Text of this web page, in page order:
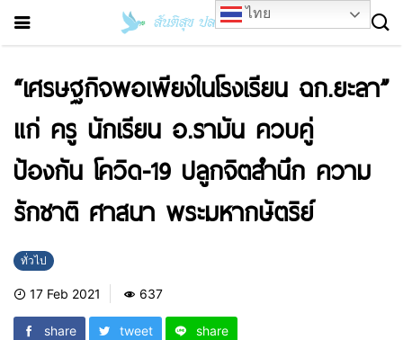
“เศรษฐกิจพอเพียงในโรงเรียน ฉก.ยะลา”
แก่ ครู นักเรียน อ.รามัน ควบคู่
ป้องกัน โควิด-19 ปลูกจิตสำนึก ความ
รักชาติ ศาสนา พระมหากษัตริย์
ทั่วไป
17 Feb 2021 637
share tweet share
ไทย